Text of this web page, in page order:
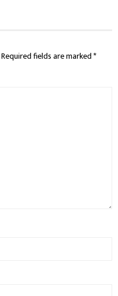
Required fields are marked*